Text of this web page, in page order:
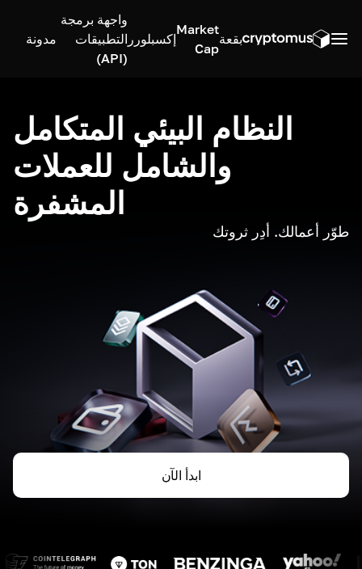
بقعة
Market
Cap
إكسبلورر
واجهة برمجة
التطبيقات
(API)
مدونة
النظام البيئي المتكامل
والشامل للعملات
المشفرة
طوّر أعمالك. أدِر ثروتك
ابدأ الآن